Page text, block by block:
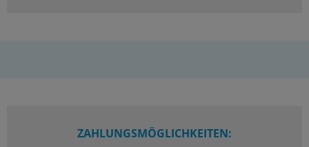
ZAHLUNGSMÖGLICHKEITEN: